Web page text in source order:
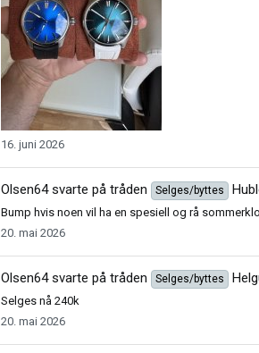
16. juni 2026
Olsen64svarte på tråden Selges/byttes
Bump hvis noen vil ha en spesiell og rå
20. mai 2026
Olsen64svarte på tråden Selges/byttes
Selges nå 240k
20. mai 2026